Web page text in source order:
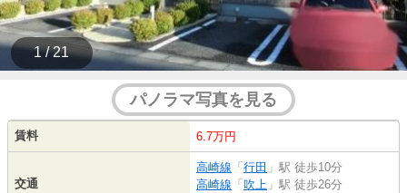
1 / 21
パノラマ写真を見る
賃料 6.7万円
交通
高崎線 「 行田 」駅 徒歩10分
高崎線 「 吹上 」駅 徒歩26分